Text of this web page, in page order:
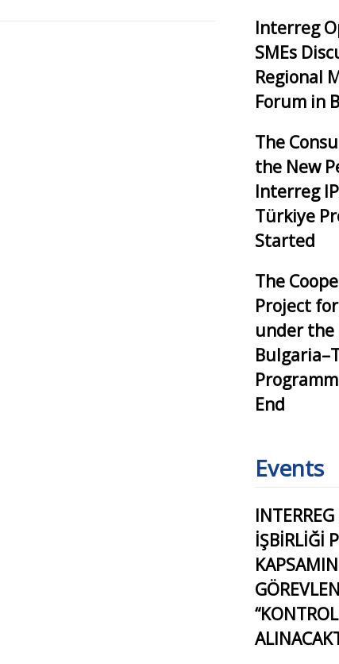
Interreg
SMEs
Regional
Forum in
The
the New
Interreg
Türkiye
Started
The
Project
under the
End
Events
İŞBİRLİĞİ